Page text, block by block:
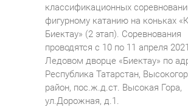
классификационных
фигурному катанию на коньках
Биектау» (2 этап). Соревнования
проводятся с 10 по 11 апреля
Ледовом дворце «Биектау» по
Республика Татарстан,
район, пос.ж.д.ст. Высокая Гора,
ул.Дорожная, д.1.